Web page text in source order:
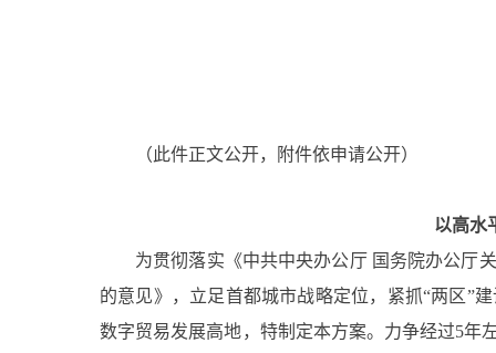
（此件正文公开，附件依申请公开）
以高水
为贯彻落实《中共中央办公厅 国务院办公厅
的意见》，立足首都城市战略定位，紧抓“两区”
数字贸易发展高地，特制定本方案。力争经过5年